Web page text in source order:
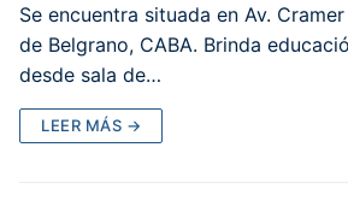
Se encuentra situada en Av.
de Belgrano, CABA. Brinda
desde sala de…
LEER MÁS →